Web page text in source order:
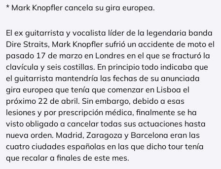
* Mark Knopfler cancela su gira europea.
El ex guitarrista y vocalista líder de la legendaria banda
Dire Straits, Mark Knopfler sufrió un accidente de moto el
pasado 17 de marzo en Londres en el que se fracturó la
clavícula y seis costillas. En principio todo indicaba que
el guitarrista mantendría las fechas de su anunciada
gira europea que tenía que comenzar en Lisboa el
próximo 22 de abril. Sin embargo, debido a esas
lesiones y por prescripción médica, finalmente se ha
visto obligado a cancelar todas sus actuaciones hasta
nueva orden. Madrid, Zaragoza y Barcelona eran las
cuatro ciudades españolas en las que dicho tour tenía
que recalar a finales de este mes.